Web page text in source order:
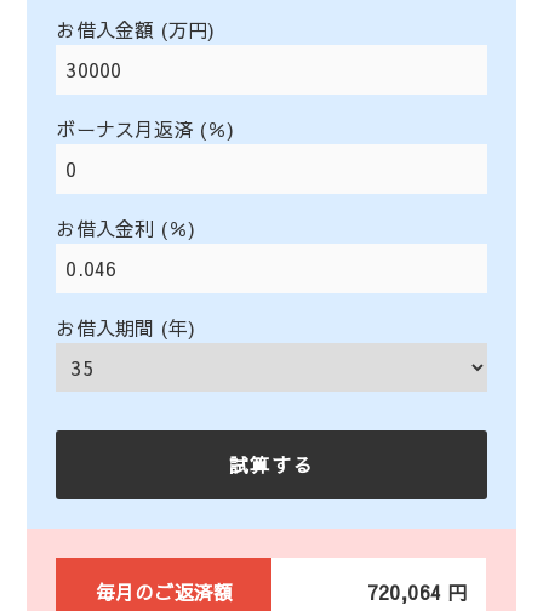
お借入金額 (万円)
ボーナス月返済 (％)
お借入金利 (％)
お借入期間 (年)
毎月のご返済額 720,064 円